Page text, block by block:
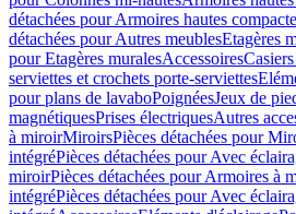
détachées pour Armoires hautes
détachées pour Autres meublesEtagères
pour Etagères muralesAccessoires
serviettes et crochets porte-serviettes
pour plans de lavaboPoignéesJeux de
magnétiquesPrises électriquesAutres
à miroirMiroirsPièces détachées pour
intégréPièces détachées pour Avec
miroirPièces détachées pour Armoires à
intégréPièces détachées pour Avec